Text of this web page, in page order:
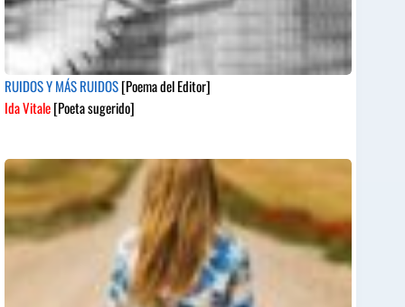
RUIDOS Y MÁS RUIDOS[Poema del Editor]
Ida Vitale[Poeta sugerido]